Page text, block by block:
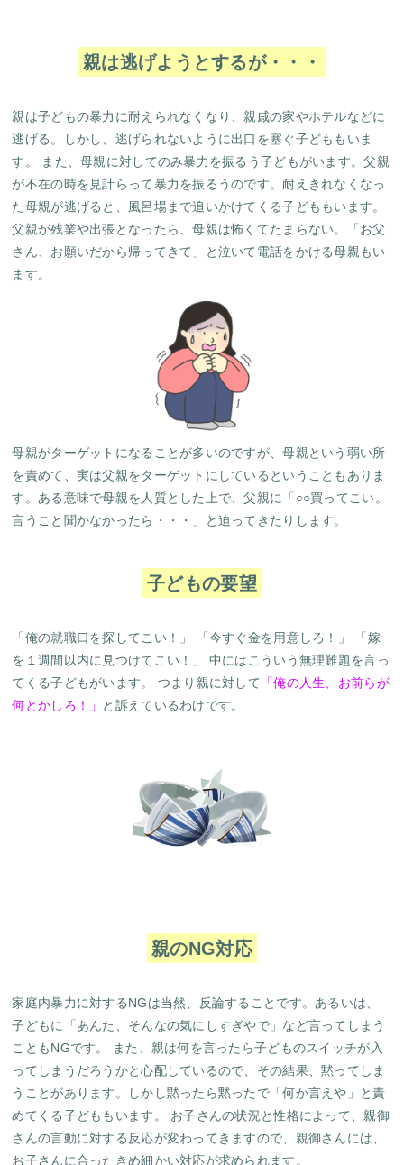
親は逃げようとするが・・・
親は子どもの暴力に耐えられなくなり、親戚の家やホテルなどに
逃げる。しかし、逃げられないように出口を塞ぐ子どももいま
す。 また、母親に対してのみ暴力を振るう子どもがいます。父親
が不在の時を見計らって暴力を振るうのです。耐えきれなくなっ
た母親が逃げると、風呂場まで追いかけてくる子どももいます。
父親が残業や出張となったら、母親は怖くてたまらない。「お父
さん、お願いだから帰ってきて」と泣いて電話をかける母親もい
ます。
母親がターゲットになることが多いのですが、母親という弱い所
を責めて、実は父親をターゲットにしているということもありま
す。ある意味で母親を人質とした上で、父親に「○○買ってこい。
言うこと聞かなかったら・・・」と迫ってきたりします。
子どもの要望
「俺の就職口を探してこい！」 「今すぐ金を用意しろ！」 「嫁
を１週間以内に見つけてこい！」 中にはこういう無理難題を言っ
てくる子どもがいます。 つまり親に対して
「俺の人生、お前らが
何とかしろ！」 と訴えているわけです。
親のNG対応
家庭内暴力に対するNGは当然、反論することです。あるいは、
子どもに「あんた、そんなの気にしすぎやで」など言ってしまう
こともNGです。 また、親は何を言ったら子どものスイッチが入
ってしまうだろうかと心配しているので、その結果、黙ってしま
うことがあります。しかし黙ったら黙ったで「何か言えや」と責
めてくる子どももいます。 お子さんの状況と性格によって、親御
さんの言動に対する反応が変わってきますので、親御さんには、
お子さんに合ったきめ細かい対応が求められます。